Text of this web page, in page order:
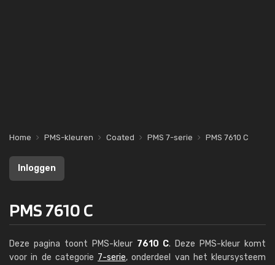
Home PMS-kleuren Coated PMS 7-serie PMS 7610 C
Inloggen
PMS 7610 C
Deze pagina toont PMS-kleur 7610 C. Deze PMS-kleur komt
voor in de categorie 7-serie, onderdeel van het kleursysteem